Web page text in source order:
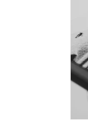
Análisis de tendencias